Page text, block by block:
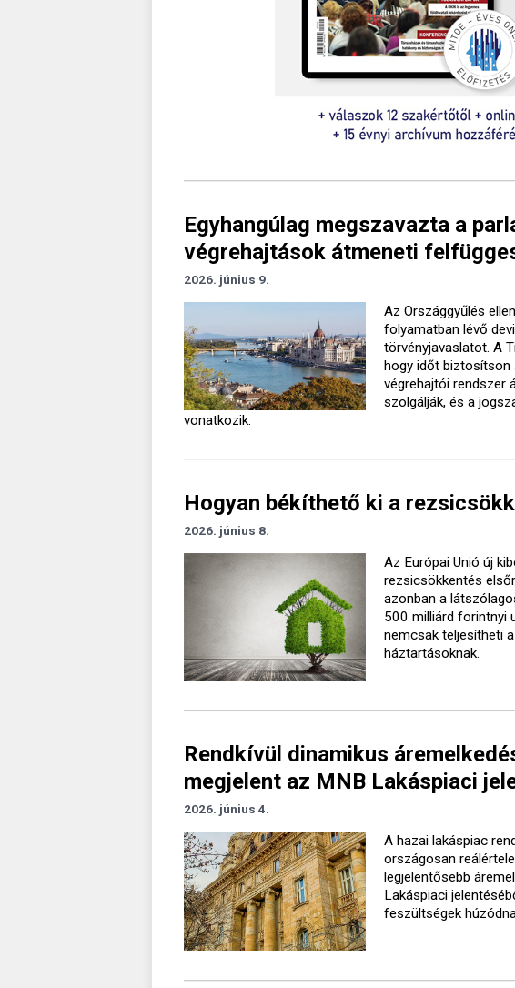
Egyhangúlag megszavazta a
végrehajtások átmeneti
2026. június 9.
Az Országgyűlés
folyamatban lévő
törvényjavaslatot. A
hogy időt biztosítson
végrehajtói rendszer
szolgálják, és a
vonatkozik.
Hogyan békíthető ki a
2026. június 8.
Az Európai Unió új
rezsicsökkentés
azonban a
500 milliárd forintnyi
nemcsak teljesítheti
háztartásoknak.
Rendkívül dinamikus
megjelent az MNB Lakáspiaci
2026. június 4.
A hazai lakáspiac
országosan
legjelentősebb
Lakáspiaci
feszültségek